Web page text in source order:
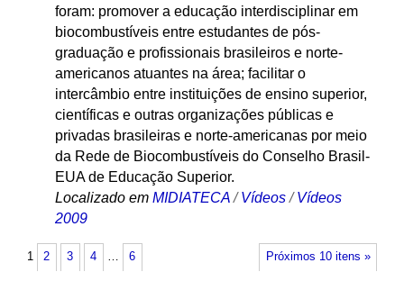
foram: promover a educação interdisciplinar em
biocombustíveis entre estudantes de pós-
graduação e profissionais brasileiros e norte-
americanos atuantes na área; facilitar o
intercâmbio entre instituições de ensino superior,
científicas e outras organizações públicas e
privadas brasileiras e norte-americanas por meio
da Rede de Biocombustíveis do Conselho Brasil-
EUA de Educação Superior.
Localizado em MIDIATECA /Vídeos /Vídeos
2009
Próximos 10 itens »
1 2 3 4 … 6